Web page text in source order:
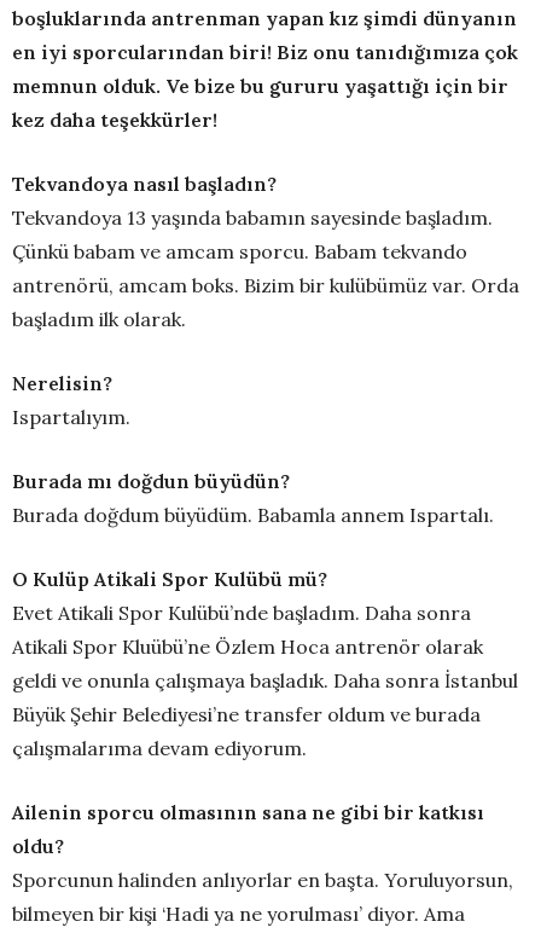
boşluklarında antrenman yapan kız şimdi dünyanın
en iyi sporcularından biri! Biz onu tanıdığımıza çok
memnun olduk. Ve bize bu gururu yaşattığı için bir
kez daha teşekkürler!
Tekvandoya nasıl başladın?
Tekvandoya 13 yaşında babamın sayesinde başladım.
Çünkü babam ve amcam sporcu. Babam tekvando
antrenörü, amcam boks. Bizim bir kulübümüz var. Orda
başladım ilk olarak.
Nerelisin?
Ispartalıyım.
Burada mı doğdun büyüdün?
Burada doğdum büyüdüm. Babamla annem Ispartalı.
O Kulüp Atikali Spor Kulübü mü?
Evet Atikali Spor Kulübü’nde başladım. Daha sonra
Atikali Spor Kluübü’ne Özlem Hoca antrenör olarak
geldi ve onunla çalışmaya başladık. Daha sonra İstanbul
Büyük Şehir Belediyesi’ne transfer oldum ve burada
çalışmalarıma devam ediyorum.
Ailenin sporcu olmasının sana ne gibi bir katkısı
oldu?
Sporcunun halinden anlıyorlar en başta. Yoruluyorsun,
bilmeyen bir kişi ‘Hadi ya ne yorulması’ diyor. Ama